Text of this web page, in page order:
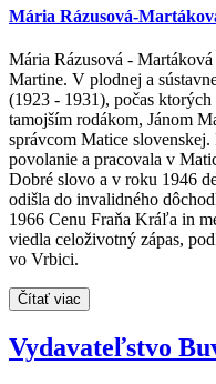
Mária Rázusová-
Mária Rázusová -
Martine. V plodnej a
(1923 - 1931), počas
tamojším rodákom, Jánom
správcom Matice
povolanie a pracovala v
Dobré slovo a v roku 1946
odišla do invalidného
1966 Cenu Fraňa Kráľa in
viedla celoživotný zápas,
vo Vrbici.
Čítať viac
Vydavateľstvo